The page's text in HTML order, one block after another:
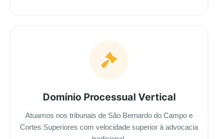
Domínio Processual Vertical
Atuamos nos tribunais de São Bernardo do Campo e
Cortes Superiores com velocidade superior à advocacia